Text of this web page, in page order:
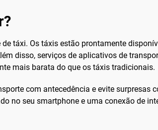
táxi. Os táxis estão prontamente
disso, serviços de aplicativos de
mais barata do que os táxis tradicionais.
com antecedência e evite surpresas
no seu smartphone e uma conexão de